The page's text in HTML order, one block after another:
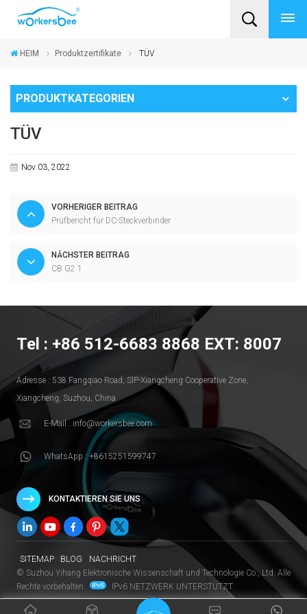
HEIM Produktzertifikate TÜV
PRODUKTKATEGORIEN
TÜV
Nov 03, 2022
VORHERIGER BEITRAG
Prüfbericht für DC-Steckverbinder
NÄCHSTER BEITRAG
CB G2.1
Tel : +86 512-6683 8868 EXT: 8007
Adresse : 538 Fangqiao Road, SlP-Xiangcheng Cooperative Zone,
Xiangcheng, Suzhou, China
E-Mail : info@workersbee.com
WhatsApp : +8615251599747
KONTAKTIEREN SIE UNS
SITEMAP BLOG
NACHRICHT
© Suzhou Yihang Elektronische Wissenschaft und Technologie Co., Ltd. Alle
Rechte vorbehalten .
IPv6 NETZWERK UNTERSTÜTZT